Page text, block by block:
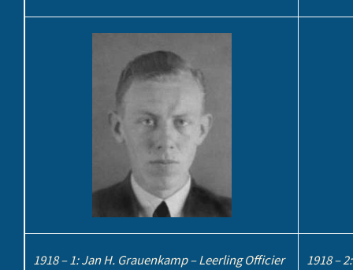
1918 – 1: Jan H. Grauenkamp – Leerling Officier
1918 –